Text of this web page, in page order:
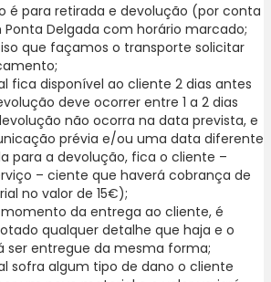
é para retirada e devolução (por conta
Delgada com horário marcado;
que façamos o transporte solicitar
fica disponível ao cliente 2 dias antes
deve ocorrer entre 1 a 2 dias
não ocorra na data prevista, e
prévia e/ou uma data diferente
para a devolução, fica o cliente –
– ciente que haverá cobrança de
no valor de 15€);
da entrega ao cliente, é
qualquer detalhe que haja e o
ser entregue da mesma forma;
sofra algum tipo de dano o cliente